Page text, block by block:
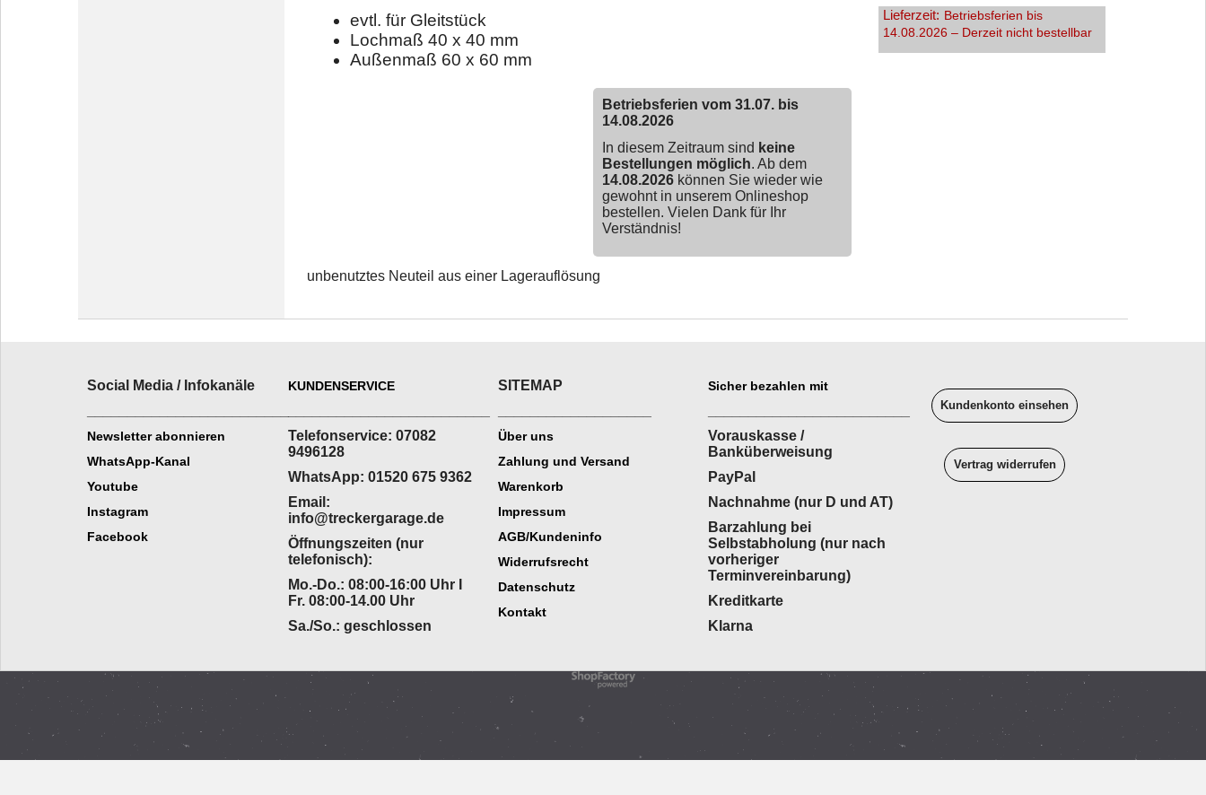
Lieferzeit: Betriebsferien bis
14.08.2026 – Derzeit nicht bestellbar
evtl. für Gleitstück
Lochmaß 40 x 40 mm
Außenmaß 60 x 60 mm
Betriebsferien vom 31.07. bis
14.08.2026
In diesem Zeitraum sind keine
Bestellungen möglich. Ab dem
14.08.2026können Sie wieder wie
gewohnt in unserem Onlineshop
bestellen. Vielen Dank für Ihr
Verständnis!
unbenutztes Neuteil aus einer Lagerauflösung
Social Media / Infokanäle
Newsletter abonnieren
WhatsApp-Kanal
Youtube
Instagram
Facebook
KUNDENSERVICE
Telefonservice: 07082
9496128
WhatsApp: 01520 675 9362
Email:
info@treckergarage.de
Öffnungszeiten (nur
telefonisch):
Mo.-Do.: 08:00-16:00 Uhr I
Fr. 08:00-14.00 Uhr
Sa./So.: geschlossen
SITEMAP
Über uns
Zahlung und Versand
Warenkorb
Impressum
AGB/Kundeninfo
Widerrufsrecht
Datenschutz
Kontakt
Sicher bezahlen mit
Vorauskasse /
Banküberweisung
PayPal
Nachnahme (nur D und AT)
Barzahlung bei
Selbstabholung (nur nach
vorheriger
Terminvereinbarung)
Kreditkarte
Klarna
Kundenkonto einsehen
Vertrag widerrufen
WebShop erstellt mit
ShopFactory Shop